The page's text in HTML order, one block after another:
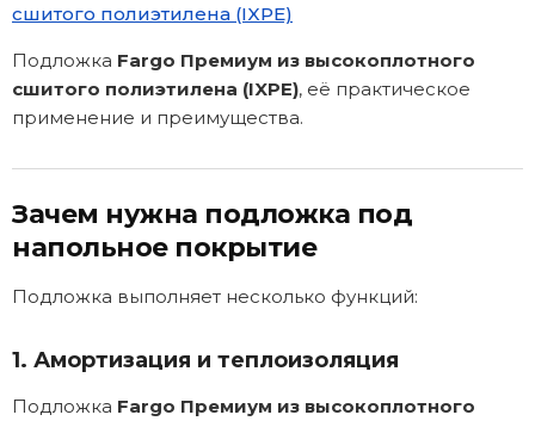
сшитого полиэтилена (IXPE)
Подложка Fargo Премиум из высокоплотного
сшитого полиэтилена (IXPE), её практическое
применение и преимущества.
Зачем нужна подложка под
напольное покрытие
Подложка выполняет несколько функций:
1. Амортизация и теплоизоляция
Подложка Fargo Премиум из высокоплотного